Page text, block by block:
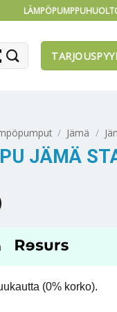
/ Jämä /
JÄMÄ
(0% korko).